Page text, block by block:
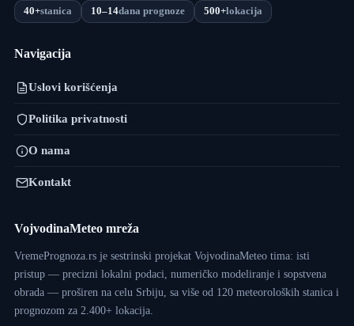
40+stanica 10–14dana prognoze 500+lokacija
Navigacija
Uslovi korišćenja
Politika privatnosti
O nama
Kontakt
VojvodinaMeteo mreža
VremePrognoza.rs je sestrinski projekat VojvodinaMeteo tima: isti
pristup — precizni lokalni podaci, numeričko modeliranje i sopstvena
obrada — proširen na celu Srbiju, sa više od 120 meteoroloških stanica i
prognozom za 2.400+ lokacija.